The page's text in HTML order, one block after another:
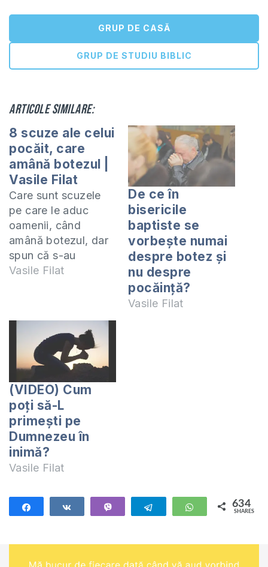
GRUP DE CASĂ
GRUP DE STUDIU BIBLIC
Articole similare:
8 scuze ale celui
pocăit, care
amână botezul |
Vasile Filat
Care sunt scuzele
pe care le aduc
oamenii, când
amână botezul, dar
spun că s-au
pocăit? Cât de
creștin. Dacă vrei să
fii ucenicul
Domnului Isus
botezul este primul
pas. Mesaj predicat
de Vasile Filat,
pastorul Bisericii
Buna Vestire din
Chișinău.…
Vasile Filat
De ce în
bisericile
baptiste se
vorbește numai
despre botez și
nu despre
pocăință?
Vasile Filat
(VIDEO) Cum
poți să-L
primești pe
Dumnezeu în
inimă?
Vasile Filat
Telegram WhatsApp
634
SHARES